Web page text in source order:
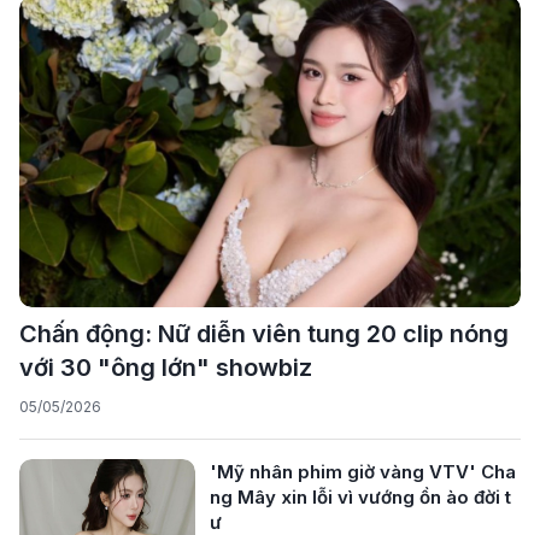
Chấn động: Nữ diễn viên tung 20 clip nóng
với 30 "ông lớn" showbiz
05/05/2026
'Mỹ nhân phim giờ vàng VTV' Cha
ng Mây xin lỗi vì vướng ồn ào đời t
ư